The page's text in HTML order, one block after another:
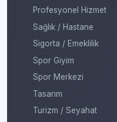
Profesyonel Hizmet
Sağlık / Hastane
Sigorta / Emeklilik
Spor Giyim
Spor Merkezi
Tasarım
Turizm / Seyahat